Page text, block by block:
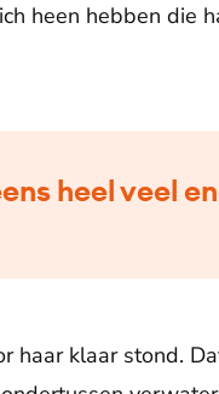
heen hebben die
heel veel
haar klaar stond.